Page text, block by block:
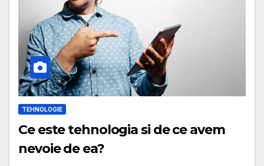
TEHNOLOGIE
Ce este tehnologia si de ce avem
nevoie de ea?